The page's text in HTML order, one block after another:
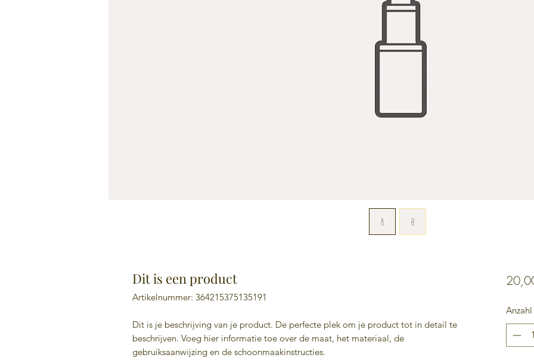
Dit is een product
Artikelnummer: 364215375135191
Dit is je beschrijving van je product. De perfecte plek om je product tot in detail te
beschrijven. Voeg hier informatie toe over de maat, het materiaal, de
gebruiksaanwijzing en de schoonmaakinstructies.
Anzahl